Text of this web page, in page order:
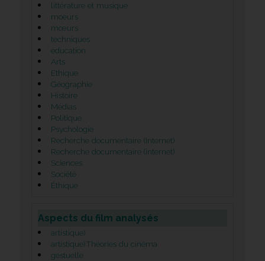
littérature et musique
moeurs
mœurs
techniques
éducation
Arts
Ethique
Géographie
Histoire
Médias
Politique
Psychologie
Recherche documentaire (Internet)
Recherche documentaire (internet)
Sciences
Société
Éthique
Aspects du film analysés
artistique)
artistique)Théories du cinéma
gestuelle